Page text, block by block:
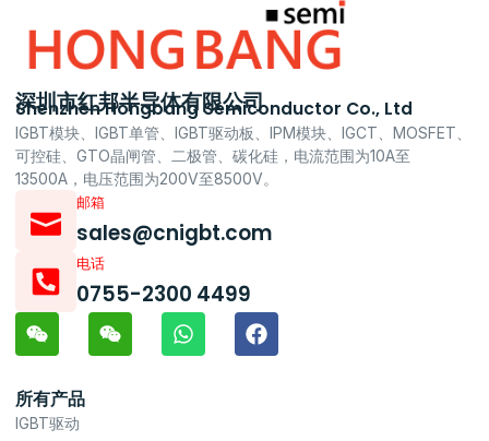
深圳市红邦半导体有限公司
Shenzhen Hongbang Semiconductor Co., Ltd
IGBT模块、IGBT单管、IGBT驱动板、IPM模块、IGCT、MOSFET、
可控硅、GTO晶闸管、二极管、碳化硅，电流范围为10A至
13500A，电压范围为200V至8500V。
邮箱
sales@cnigbt.com
电话
0755-2300 4499
所有产品
IGBT驱动